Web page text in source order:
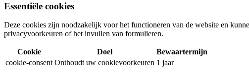
Essentiële cookies
Deze cookies zijn noodzakelijk voor het functioneren van de website en
privacyvoorkeuren of het invullen van formulieren.
Cookie Doel
Bewaartermijn
cookie-consent Onthoudt uw cookievoorkeuren 1 jaar